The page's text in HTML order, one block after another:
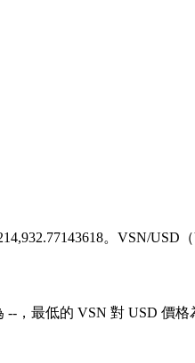
。VSN/USD
，最低的 VSN 對 USD 價格